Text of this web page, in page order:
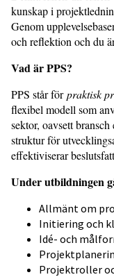
kunskap i
Genom
och reflektion och du
Vad är PPS?
PPS står förpraktisk
flexibel modell som
sektor, oavsett
struktur för
effektiviserar
Under utbildningen
Allmänt om
Initiering och
Idé- och
Projektroller